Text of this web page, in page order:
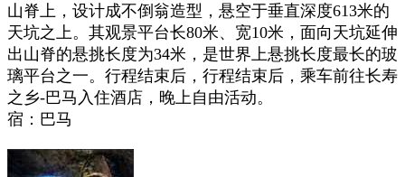
山脊上，设计成不倒翁造型，悬空于垂直深度613米的
天坑之上。其观景平台长80米、宽10米，面向天坑延伸
出山脊的悬挑长度为34米，是世界上悬挑长度最长的玻
璃平台之一。行程结束后， 行程结束后，乘车前往长寿
之乡-巴马入住酒店，晚上自由活动。
宿：巴马